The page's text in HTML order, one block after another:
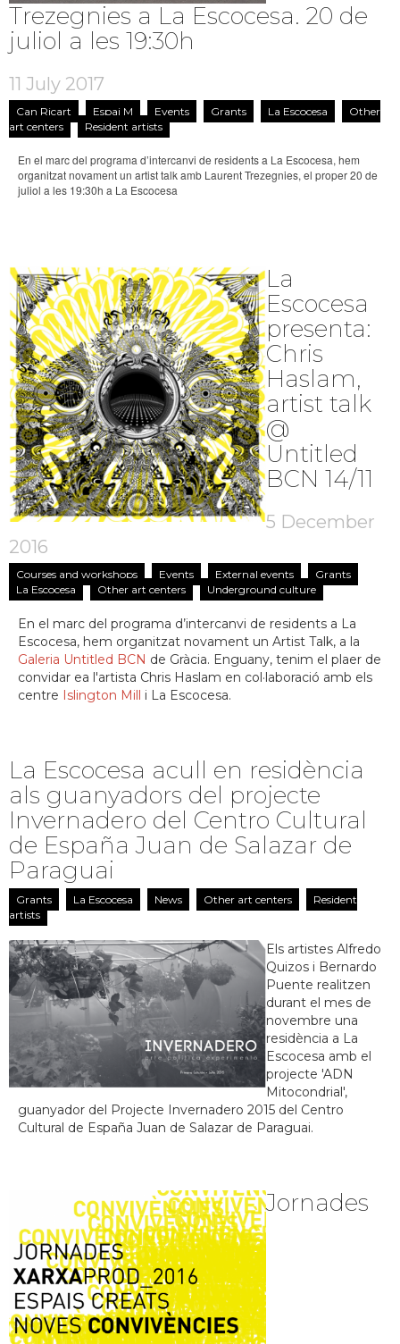
Trezegnies a La Escocesa. 20 de
juliol a les 19:30h
11 July 2017
Can Ricart Espai M Events Grants La Escocesa
Other
art centers
Resident artists
En el marc del programa d’intercanvi de residents a La Escocesa, hem
organitzat novament un artist talk amb Laurent Trezegnies, el proper 20 de
juliol a les 19:30h a La Escocesa
La
Escocesa
presenta:
Chris
Haslam,
artist talk
@
Untitled
BCN 14/11
5 December
2016
Courses and workshops Events External events
Grants
La Escocesa
Other art centers Underground culture
En el marc del programa d’intercanvi de residents a La
Escocesa, hem organitzat novament un Artist Talk, a la
Galeria Untitled BCN de Gràcia. Enguany, tenim el plaer de
convidar ea l'artista Chris Haslam en col·laboració amb els
centre Islington Mill i La Escocesa.
La Escocesa acull en residència
als guanyadors del projecte
Invernadero del Centro Cultural
de España Juan de Salazar de
Paraguai
Grants La Escocesa News Other art centers
Resident
artists
Els artistes Alfredo
Quizos i Bernardo
Puente realitzen
durant el mes de
novembre una
residència a La
Escocesa amb el
projecte 'ADN
Mitocondrial',
guanyador del Projecte Invernadero 2015 del Centro
Cultural de España Juan de Salazar de Paraguai.
Jornades